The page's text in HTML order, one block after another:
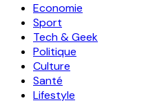
Economie
Sport
Tech & Geek
Politique
Culture
Santé
Lifestyle